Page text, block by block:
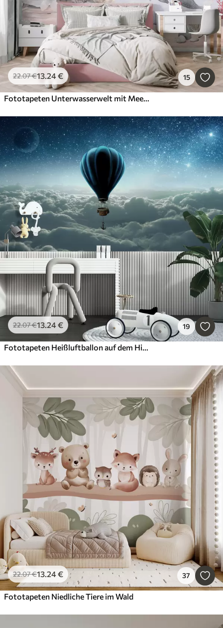
22.07€13.24€ 15
Fototapeten Unterwasserwelt mit Meerjungfrauen und Fischen
22.07€13.24€ 19
Fototapeten Heißluftballon auf dem Hintergrund des Nachthimmels
22.07€13.24€ 37
Fototapeten Niedliche Tiere im Wald